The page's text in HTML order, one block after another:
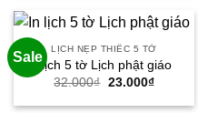
23.000₫.
Sale
LỊCH NẸP THIẾC 5 TỜ
Lịch 5 tờ Lịch phật giáo
32.000₫ Giá
là:
23.000₫Giá
tại